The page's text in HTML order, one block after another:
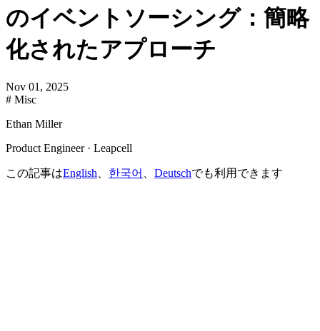
のイベントソーシング：簡略
化されたアプローチ
Nov 01, 2025
# Misc
Ethan Miller
Product Engineer · Leapcell
この記事はEnglish 한국어 Deutschでも利用できます